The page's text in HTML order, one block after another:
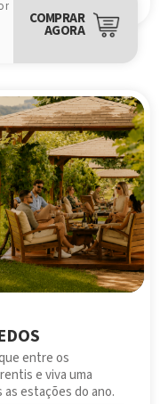
COMPRAR
AGORA
entre os
e viva uma
estações do ano.